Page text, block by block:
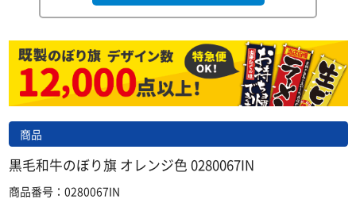
商品
黒毛和牛のぼり旗 オレンジ色 0280067IN
商品番号：0280067IN